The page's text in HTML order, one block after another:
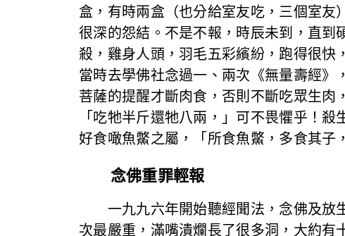
盒，有時兩盒（也分給室友吃，三個室
很深的怨結。不是不報，時辰未到，直
殺，雞身人頭，羽毛五彩繽紛，跑得很快
當時去學佛社念過一、兩次《無量壽經
菩薩的提醒才斷肉食，否則不斷吃眾生肉
「吃牠半斤還牠八兩，」可不畏懼乎！
好食噉魚鱉之屬，「所食魚鱉，多食其子
念佛重罪輕報
一九九六年開始聽經聞法，念佛及放
次最嚴重，滿嘴潰爛長了很多洞，大約